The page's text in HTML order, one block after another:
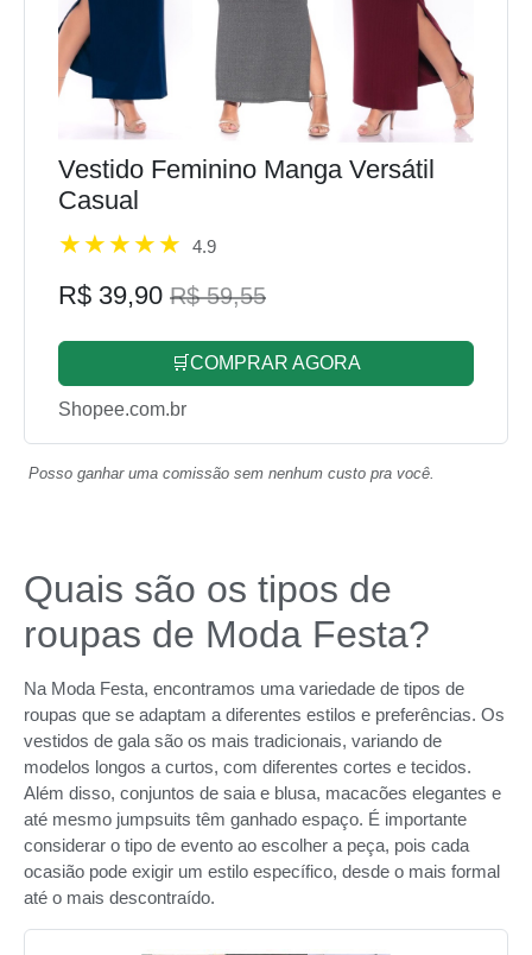
Vestido Feminino Manga Versátil
Casual
4.9
R$ 39,90 R$ 59,55
🛒COMPRAR AGORA
Shopee.com.br
Posso ganhar uma comissão sem nenhum custo pra você.
Quais são os tipos de
roupas de Moda Festa?
Na Moda Festa, encontramos uma variedade de tipos de
roupas que se adaptam a diferentes estilos e preferências. Os
vestidos de gala são os mais tradicionais, variando de
modelos longos a curtos, com diferentes cortes e tecidos.
Além disso, conjuntos de saia e blusa, macacões elegantes e
até mesmo jumpsuits têm ganhado espaço. É importante
considerar o tipo de evento ao escolher a peça, pois cada
ocasião pode exigir um estilo específico, desde o mais formal
até o mais descontraído.